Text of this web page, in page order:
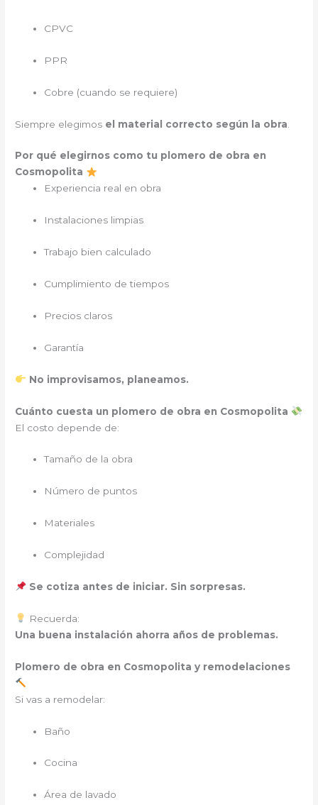
CPVC
PPR
Cobre (cuando se requiere)
Siempre elegimos el material correcto según la obra
Por qué elegirnos como tu plomero de obra en
Cosmopolita
Experiencia real en obra
Instalaciones limpias
Trabajo bien calculado
Cumplimiento de tiempos
Precios claros
Garantía
No improvisamos, planeamos.
Cuánto cuesta un plomero de obra en Cosmopolita
El costo depende de:
Tamaño de la obra
Número de puntos
Materiales
Complejidad
Se cotiza antes de iniciar. Sin sorpresas.
Recuerda:
Una buena instalación ahorra años de problemas.
Plomero de obra en Cosmopolita y remodelaciones
Si vas a remodelar:
Baño
Cocina
Área de lavado